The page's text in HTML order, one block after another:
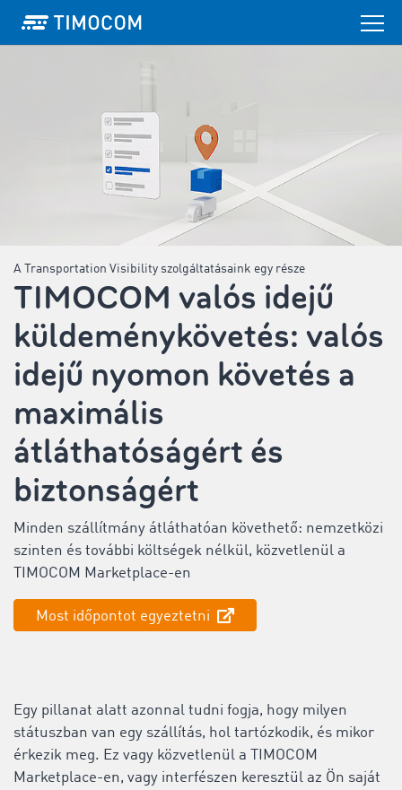
A Transportation Visibility szolgáltatásaink egy része
TIMOCOM valós idejű
küldeménykövetés: valós
idejű nyomon követés a
maximális
átláthatóságért és
biztonságért
Minden szállítmány átláthatóan követhető: nemzetközi
szinten és további költségek nélkül, közvetlenül a
TIMOCOM Marketplace-en
Most időpontot egyeztetni
Egy pillanat alatt azonnal tudni fogja, hogy milyen
státuszban van egy szállítás, hol tartózkodik, és mikor
érkezik meg. Ez vagy közvetlenül a TIMOCOM
Marketplace-en, vagy interfészen keresztül az Ön saját